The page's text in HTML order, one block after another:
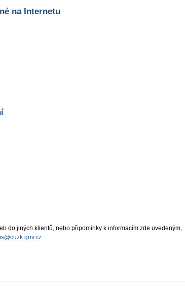
na Internetu
do jiných klientů, nebo připomínky k informacím zde uvedeným,
.